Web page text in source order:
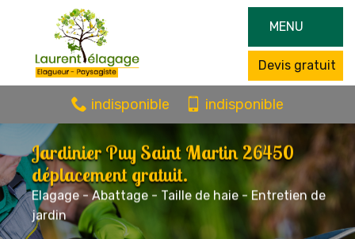
MENU
Devis gratuit
indisponible indisponible
Jardinier Puy Saint Martin 26450
déplacement gratuit.
Elagage - Abattage - Taille de haie - Entretien de
jardin